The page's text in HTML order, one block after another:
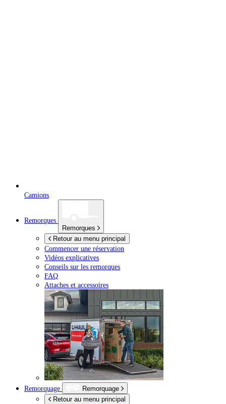
Camions
Remorques
Remorques
Retour au menu principal
Commencer une réservation
Vidéos explicatives
Conseils sur les remorques
FAQ
Attaches et accessoires
Remorquage
Remorquage
Retour au menu principal